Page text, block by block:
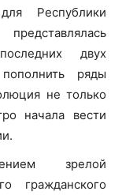
Республики
двух
ряды
не только
начала вести
зрелой
гражданского